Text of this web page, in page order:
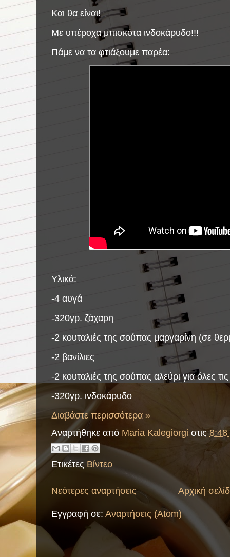
Και θα είναι!
Με υπέροχα μπισκότα ινδοκάρυδο!!!
Πάμε να τα φτιάξουμε παρέα:
Υλικά:
-4 αυγά
-320γρ. ζάχαρη
-2 κουταλιές της σούπας μαργαρίνη (σε
-2 βανίλιες
-2 κουταλιές της σούπας αλεύρι για όλες
-320γρ. ινδοκάρυδο
Διαβάστε περισσότερα »
Αναρτήθηκε από Maria Kalegiorgi στις8:48
Ετικέτες Βίντεο
Νεότερες αναρτήσεις Αρχική
Εγγραφή σε: Αναρτήσεις (Atom)